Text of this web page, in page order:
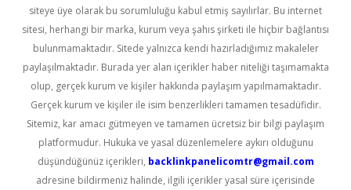
siteye üye olarak bu sorumluluğu kabul etmiş sayılırlar. Bu internet
sitesi, herhangi bir marka, kurum veya şahıs şirketi ile hiçbir bağlantısı
bulunmamaktadır. Sitede yalnızca kendi hazırladığımız makaleler
paylaşılmaktadır. Burada yer alan içerikler haber niteliği taşımamakta
olup, gerçek kurum ve kişiler hakkında paylaşım yapılmamaktadır.
Gerçek kurum ve kişiler ile isim benzerlikleri tamamen tesadüfidir.
Sitemiz, kar amacı gütmeyen ve tamamen ücretsiz bir bilgi paylaşım
platformudur. Hukuka ve yasal düzenlemelere aykırı olduğunu
düşündüğünüz içerikleri, backlinkpanelicomtr@gmail.com
adresine bildirmeniz halinde, ilgili içerikler yasal süre içerisinde